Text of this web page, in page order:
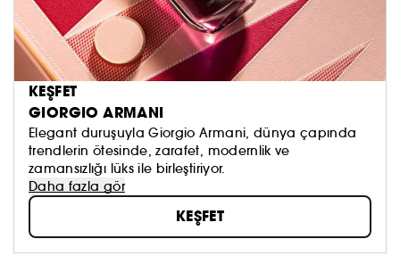
KEŞFET
GIORGIO ARMANI
Elegant duruşuyla Giorgio Armani, dünya çapında
trendlerin ötesinde, zarafet, modernlik ve
zamansızlığı lüks ile birleştiriyor.
Daha fazla gör
KEŞFET